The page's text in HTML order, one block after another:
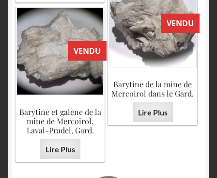
VENDU
Barytine de la mine de
Mercoirol dans le Gard.
Lire Plus
VENDU
Barytine et galène de la
mine de Mercoirol,
Laval-Pradel, Gard.
Lire Plus